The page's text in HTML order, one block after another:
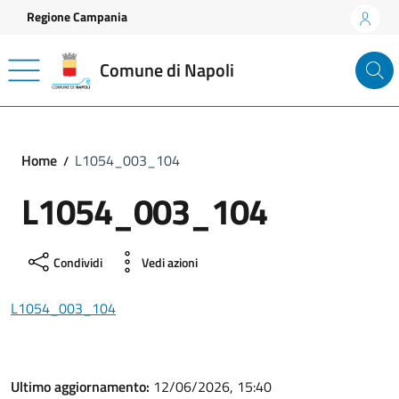
Vai ai contenuti
Vai al footer
Regione Campania
Comune di Napoli
Home L1054_003_104
L1054_003_104
Condividi Vedi azioni
L1054_003_104
Ultimo aggiornamento: 12/06/2026, 15:40